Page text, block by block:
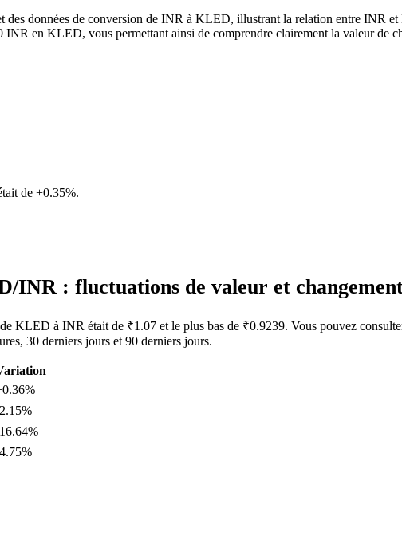
des données de conversion de INR à KLED, illustrant la relation entre INR
en KLED, vous permettant ainsi de comprendre clairement la valeur de
de +0.35%.
INR : fluctuations de valeur et
KLED à INR était de ₹1.07 et le plus bas de ₹0.9239. Vous pouvez
30 derniers jours et 90 derniers jours.